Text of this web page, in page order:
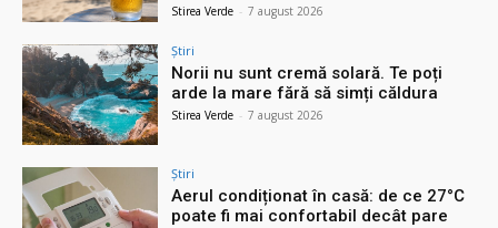
Stirea Verde - 7 august 2026
Știri
Norii nu sunt cremă solară. Te poți
arde la mare fără să simți căldura
Stirea Verde - 7 august 2026
Știri
Aerul condiționat în casă: de ce 27°C
poate fi mai confortabil decât pare